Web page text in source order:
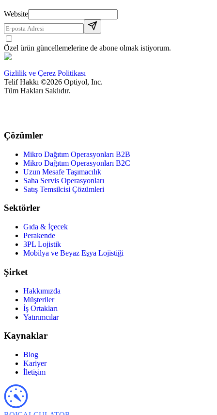
Website
Özel ürün güncellemelerine de abone olmak istiyorum.
Gizlilik ve Çerez Politikası
Telif Hakkı ©2026 Optiyol, Inc.
Tüm Hakları Saklıdır.
Çözümler
Mikro Dağıtım Operasyonları B2B
Mikro Dağıtım Operasyonları B2C
Uzun Mesafe Taşımacılık
Saha Servis Operasyonları
Satış Temsilcisi Çözümleri
Sektörler
Gıda & İçecek
Perakende
3PL Lojistik
Mobilya ve Beyaz Eşya Lojistiği
Şirket
Hakkımızda
Müşteriler
İş Ortakları
Yatırımcılar
Kaynaklar
Blog
Kariyer
İletişim